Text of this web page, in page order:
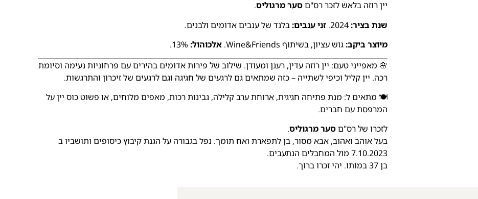
יין רוזה בלאש לזכר רס"םסער מרגוליס.
שנת בציר:
זני ענבים:בלנד של ענבים אדומים ולבנים.
מיוצר ביקב:גוש עציון, בשיתוף Wine&Friends. אלכוהול:
🌸 מאפייני טעם: יין רוזה עדין, רענן ומעודן. שילוב של פירות אדומים בהירים עם פרחוניות נעימה וסיומת
רכה. יין קליל וכיפי לשתייה – כזה שמתאים גם לרגעים של חגיגה וגם לרגעים של זיכרון והתרגשות.
🍽️ מתאים ל: מנת פתיחה חגיגית, ארוחת ערב קלילה, גבינות רכות, מאפים מלוחים, או פשוט כוס יין על
המרפסת עם חברים.
לזכרו של רס"םסער מרגוליס.
בעל אוהב ואהוב, אבא מסור, בן לתפארת ואח תומך. נפל בגבורה על הגנת קיבוץ כיסופים ותושביו ב
7.10.2023 מול המחבלים הנתעבים.
בן 37 במותו. יהי זכרו ברוך.